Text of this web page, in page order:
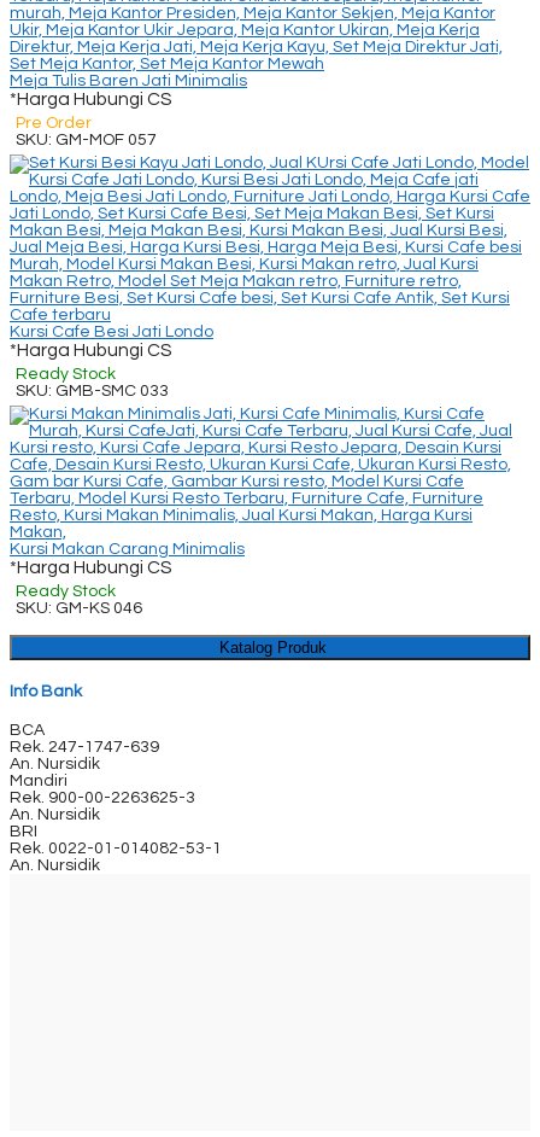
Meja Tulis Baren Jati Minimalis
*Harga Hubungi CS
Pre Order
SKU: GM-MOF 057
Kursi Cafe Besi Jati Londo
*Harga Hubungi CS
Ready Stock
SKU: GMB-SMC 033
Kursi Makan Carang Minimalis
*Harga Hubungi CS
Ready Stock
SKU: GM-KS 046
Katalog Produk
Info Bank
BCA
Rek. 247-1747-639
An. Nursidik
Mandiri
Rek. 900-00-2263625-3
An. Nursidik
BRI
Rek. 0022-01-014082-53-1
An. Nursidik